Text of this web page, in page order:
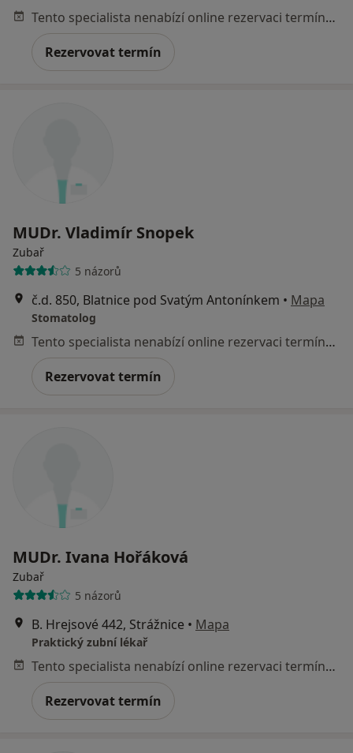
Tento specialista nenabízí online rezervaci termínu na této adrese.
Rezervovat termín
MUDr. Vladimír Snopek
Zubař
5 názorů
č.d. 850, Blatnice pod Svatým Antonínkem • Mapa
Stomatolog
Tento specialista nenabízí online rezervaci termínu na této adrese.
Rezervovat termín
MUDr. Ivana Hořáková
Zubař
5 názorů
B. Hrejsové 442, Strážnice • Mapa
Praktický zubní lékař
Tento specialista nenabízí online rezervaci termínu na této adrese.
Rezervovat termín